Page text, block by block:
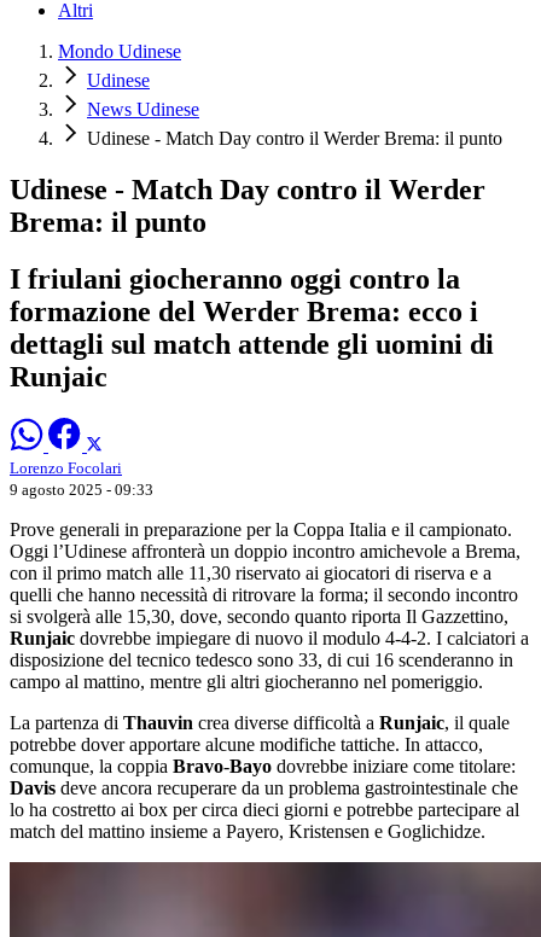
Altri
Mondo Udinese
Udinese
News Udinese
Udinese - Match Day contro il Werder Brema: il punto
Udinese - Match Day contro il Werder
Brema: il punto
I friulani giocheranno oggi contro la
formazione del Werder Brema: ecco i
dettagli sul match attende gli uomini di
Runjaic
Lorenzo Focolari
9 agosto 2025 - 09:33
Prove generali in preparazione per la Coppa Italia e il campionato.
Oggi l’Udinese affronterà un doppio incontro amichevole a Brema,
con il primo match alle 11,30 riservato ai giocatori di riserva e a
quelli che hanno necessità di ritrovare la forma; il secondo incontro
si svolgerà alle 15,30, dove, secondo quanto riporta Il Gazzettino,
Runjaic dovrebbe impiegare di nuovo il modulo 4-4-2. I calciatori a
disposizione del tecnico tedesco sono 33, di cui 16 scenderanno in
campo al mattino, mentre gli altri giocheranno nel pomeriggio.
La partenza di Thauvin crea diverse difficoltà a Runjaic, il quale
potrebbe dover apportare alcune modifiche tattiche. In attacco,
comunque, la coppia Bravo-Bayo dovrebbe iniziare come titolare:
Davis deve ancora recuperare da un problema gastrointestinale che
lo ha costretto ai box per circa dieci giorni e potrebbe partecipare al
match del mattino insieme a Payero, Kristensen e Goglichidze.